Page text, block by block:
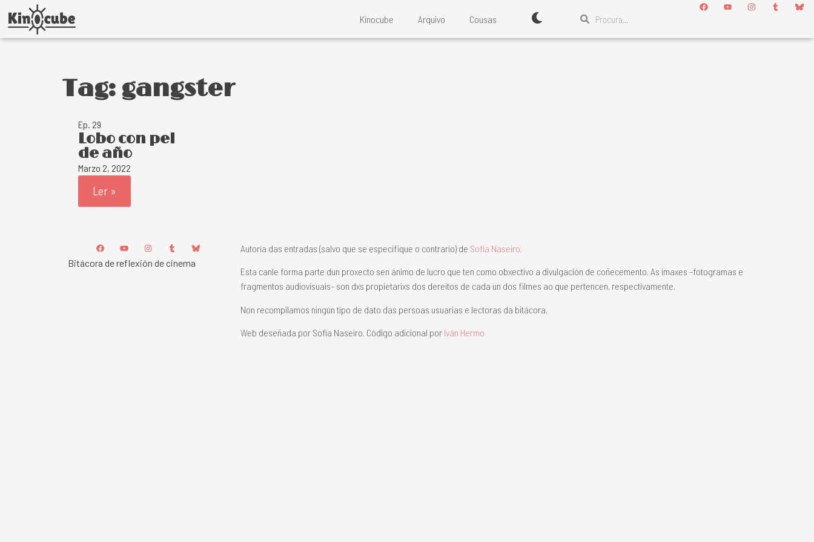
Kinocube Arquivo Cousas
Tag: gangster
Ep. 29
Lobo con pel
de año
Marzo 2, 2022
Ler »
Bitácora de reflexión de cinema
Autoría das entradas (salvo que se especifique o contrario) de Sofía Naseiro.
Esta canle forma parte dun proxecto sen ánimo de lucro que ten como obxectivo a divulgación de coñecemento. As imaxes –fotogramas e
fragmentos audiovisuais– son dxs propietarixs dos dereitos de cada un dos filmes ao que pertencen, respectivamente.
Non recompilamos ningún tipo de dato das persoas usuarias e lectoras da bitácora.
Web deseñada por Sofía Naseiro. Código adicional por Iván Hermo